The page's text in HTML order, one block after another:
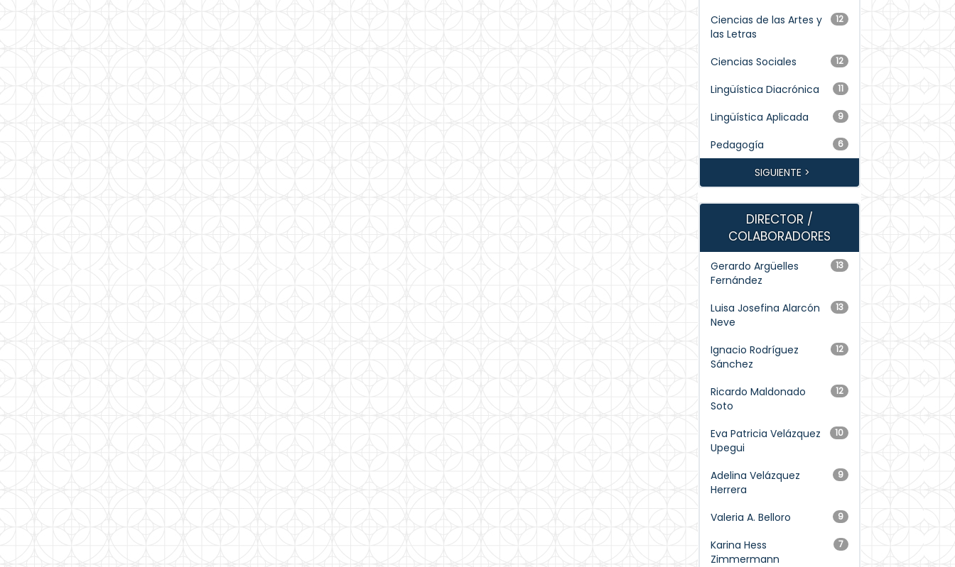
12
Ciencias de las Artes y
las Letras
12
Ciencias Sociales
11
Lingüística Diacrónica
9
Lingüística Aplicada
6
Pedagogía
SIGUIENTE >
DIRECTOR /
COLABORADORES
13
Gerardo Argüelles
Fernández
13
Luisa Josefina Alarcón
Neve
12
Ignacio Rodríguez
Sánchez
12
Ricardo Maldonado
Soto
10
Eva Patricia Velázquez
Upegui
9
Adelina Velázquez
Herrera
9
Valeria A. Belloro
7
Karina Hess
Zimmermann